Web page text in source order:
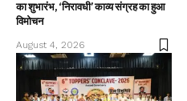
का शुभारंभ, ‘निरावधी’ काव्य संग्रह का हुआ
विमोचन
August 4, 2026